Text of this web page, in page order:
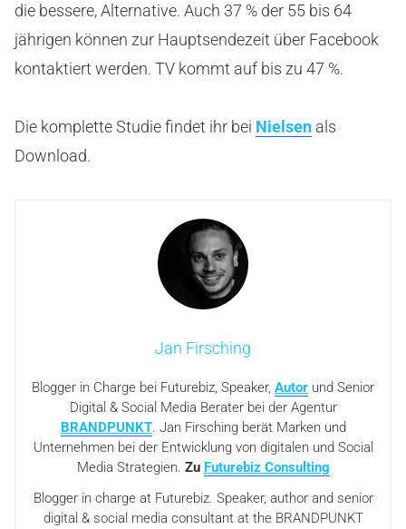
die bessere, Alternative. Auch 37 % der 55 bis 64
jährigen können zur Hauptsendezeit über Facebook
kontaktiert werden. TV kommt auf bis zu 47 %.
Die komplette Studie findet ihr bei Nielsen als
Download.
Jan Firsching
Blogger in Charge bei Futurebiz, Speaker, Autor und Senior
Digital & Social Media Berater bei der Agentur
BRANDPUNKT. Jan Firsching berät Marken und
Unternehmen bei der Entwicklung von digitalen und Social
Media Strategien. Zu Futurebiz Consulting
Blogger in charge at Futurebiz. Speaker, author and senior
digital & social media consultant at the BRANDPUNKT